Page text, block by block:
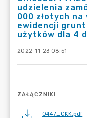
udzielenia
000 złotych
ewidencji
użytków dla 4
2022-11-23 08:51
ZAŁĄCZNIKI
0447_GKK.pdf